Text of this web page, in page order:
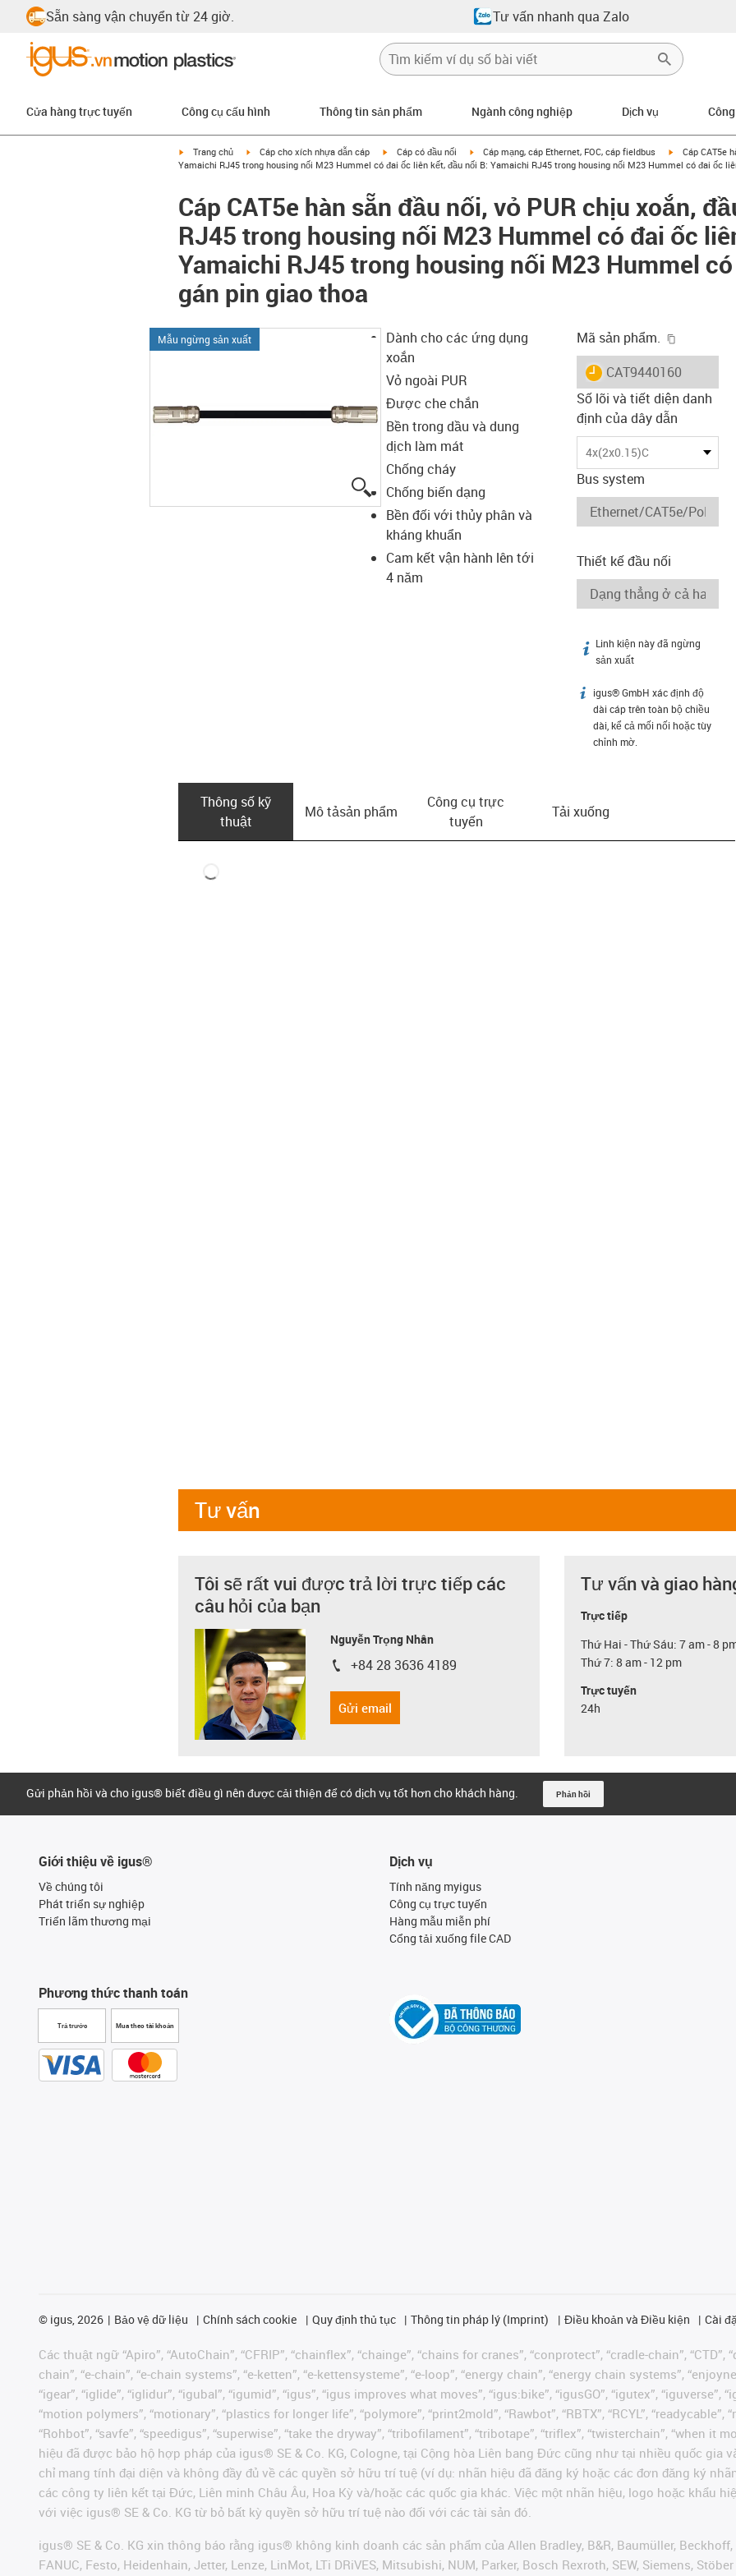
Sẵn sàng vận chuyển từ 24 giờ. Tư vấn nhanh qua Zalo
Cửa hàng trực tuyến Công cụ cấu hình Thông tin sản phẩm Ngành công nghiệp Dịch vụ
igus-icon-arrow-right
Trang chủ igus-icon-arrow-right
Cáp cho xích nhựa dẫn cáp igus-icon-arrow-right
Cáp có đầu nối igus-icon-arrow-right
Cáp mạng, cáp Ethernet, FOC, cáp fieldbus igus-icon-
Cáp CAT5e
Yamaichi RJ45 trong housing nối M23 Hummel có đai ốc liên kết, đầu nối B: Yamaichi RJ45 trong housing nối M23 Hummel có đai ốc
Cáp CAT5e hàn sẵn đầu nối, vỏ PUR chịu xoắn,
RJ45 trong housing nối M23 Hummel có đai ốc
Yamaichi RJ45 trong housing nối M23 Hummel
gán pin giao thoa
Mẫu ngừng sản xuất
igus-icon-lupe
Dành cho các ứng dụng
xoắn
Vỏ ngoài PUR
Được che chắn
Bền trong dầu và dung
dịch làm mát
Chống cháy
Chống biến dạng
Bền đối với thủy phân và
kháng khuẩn
Cam kết vận hành lên tới
4 năm
Mã sản phẩm.
igus-icon-lieferzeit
CAT9440160
Số lõi và tiết diện danh
định của dây dẫn
4x(2x0.15)C
Bus system
Thiết kế đầu nối
igus-icon-info
Linh kiện này đã ngừng
sản xuất
igus-icon-info
igus® GmbH xác định độ
dài cáp trên toàn bộ chiều
dài, kể cả mối nối hoặc tùy
chỉnh mờ.
Thông số kỹ
thuật
Mô tả­sản phẩm
Công cụ trực
tuyến
Tải xuống
Tư vấn
Tôi sẽ rất vui được trả lời trực tiếp các
câu hỏi của bạn
Nguyễn Trọng Nhân
igus-icon-phone
+84 28 3636 4189
Gửi email
Tư vấn và giao
Trực tiếp
Thứ Hai - Thứ Sáu: 7 am - 8
Thứ 7: 8 am - 12 pm
Trực tuyến
24h
Gửi phản hồi và cho igus® biết điều gì nên được cải thiện để có dịch vụ tốt hơn cho khách hàng. Phản hồi
Giới thiệu về igus®
Về chúng tôi
Phát triển sự nghiệp
Triển lãm thương mại
Phương thức thanh toán
Trả trước Mua theo tài khoản
Dịch vụ
Tính năng myigus
Công cụ trực tuyến
Hàng mẫu miễn phí
Cổng tải xuống file CAD
© igus, 2026 Bảo vệ dữ liệu Chính sách cookie Quy định thủ tục Thông tin pháp lý (Imprint) Điều khoản và Điều kiện Cài
Các thuật ngữ “Apiro”, “AutoChain”, “CFRIP”, “chainflex”, “chainge”, “chains for cranes”, “conprotect”, “cradle-chain”, “CTD”,
chain”, “e-chain”, “e-chain systems”, “e-ketten”, “e-kettensysteme”, “e-loop”, “energy chain”, “energy chain systems”,
“igear”, “iglide”, “iglidur”, “igubal”, “igumid”, “igus”, “igus improves what moves”, “igus:bike”, “igusGO”, “igutex”, “iguverse”,
“motion polymers”, “motionary”, “plastics for longer life”, “polymore”, “print2mold”, “Rawbot”, “RBTX”, “RCYL”, “readycable”,
“Rohbot”, “savfe”, “speedigus”, “superwise”, “take the dryway”, “tribofilament”, “tribotape”, “triflex”, “twisterchain”, “when it
hiệu đã được bảo hộ hợp pháp của igus® SE & Co. KG, Cologne, tại Cộng hòa Liên bang Đức cũng như tại nhiều quốc gia
chỉ mang tính đại diện và không đầy đủ về các quyền sở hữu trí tuệ (ví dụ: nhãn hiệu đã đăng ký hoặc các đơn đăng ký
các công ty liên kết tại Đức, Liên minh Châu Âu, Hoa Kỳ và/hoặc các quốc gia khác. Việc một nhãn hiệu, logo hoặc khẩu
với việc igus® SE & Co. KG từ bỏ bất kỳ quyền sở hữu trí tuệ nào đối với các tài sản đó.
igus® SE & Co. KG xin thông báo rằng igus® không kinh doanh các sản phẩm của Allen Bradley, B&R, Baumüller, Beckhoff,
FANUC, Festo, Heidenhain, Jetter, Lenze, LinMot, LTi DRiVES, Mitsubishi, NUM, Parker, Bosch Rexroth, SEW, Siemens,